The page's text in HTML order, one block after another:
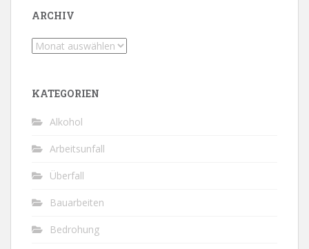
ARCHIV
Archiv
KATEGORIEN
Alkohol
Arbeitsunfall
Überfall
Bauarbeiten
Bedrohung